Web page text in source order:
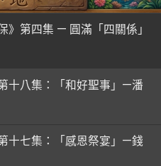
》第四集 — 圓滿「四關係」
十八集：「和好聖事」—潘
十七集：「感恩祭宴」—錢